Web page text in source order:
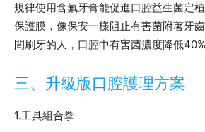
規律使用含氟牙膏能促進口腔益生菌定
保護膜，像保安一樣阻止有害菌附著牙
間刷牙的人，口腔中有害菌濃度降低40%
三、升級版口腔護理方案
1.工具組合拳